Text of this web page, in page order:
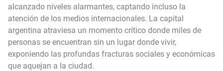
alcanzado niveles alarmantes, captando incluso la
atención de los medios internacionales. La capital
argentina atraviesa un momento crítico donde miles de
personas se encuentran sin un lugar donde vivir,
exponiendo las profundas fracturas sociales y económicas
que aquejan a la ciudad.